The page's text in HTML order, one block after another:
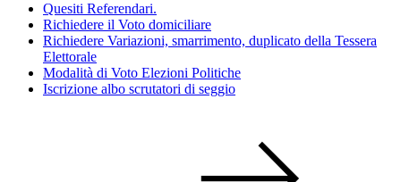
Quesiti Referendari.
Richiedere il Voto domiciliare
Richiedere Variazioni, smarrimento, duplicato della Tessera
Elettorale
Modalità di Voto Elezioni Politiche
Iscrizione albo scrutatori di seggio